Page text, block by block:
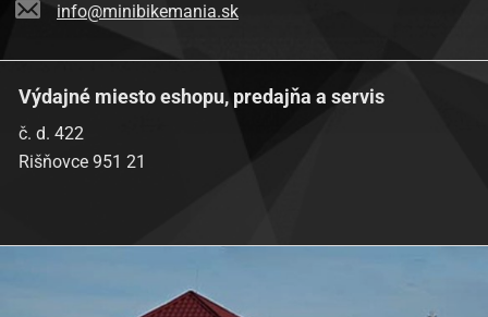
info@minibikemania.sk
Výdajné miesto eshopu, predajňa a servis
č. d. 422
Rišňovce 951 21